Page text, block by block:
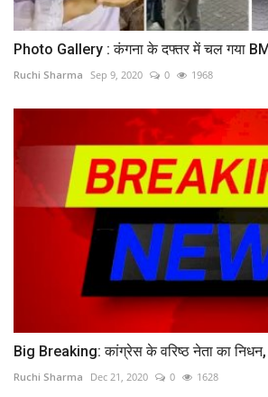
Photo Gallery : कंगना के दफ्तर में चल गया
Ruchi Sharma Sep 9, 2020 0 1968
Big Breaking: कांग्रेस के वरिष्ठ नेता का निधन,
Ruchi Sharma Dec 21, 2020 0 1628